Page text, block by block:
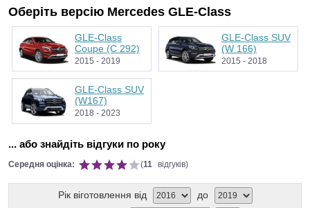
Оберіть версію Mercedes GLE-Class
GLE-Class
Coupe (C 292)
2015 - 2019
GLE-Class SUV
(W 166)
2015 - 2018
GLE-Class SUV
(W167)
2018 - 2023
... або знайдіть відгуки по року
Середня оцінка: (11 відгуків)
Рік віготовлення від
до